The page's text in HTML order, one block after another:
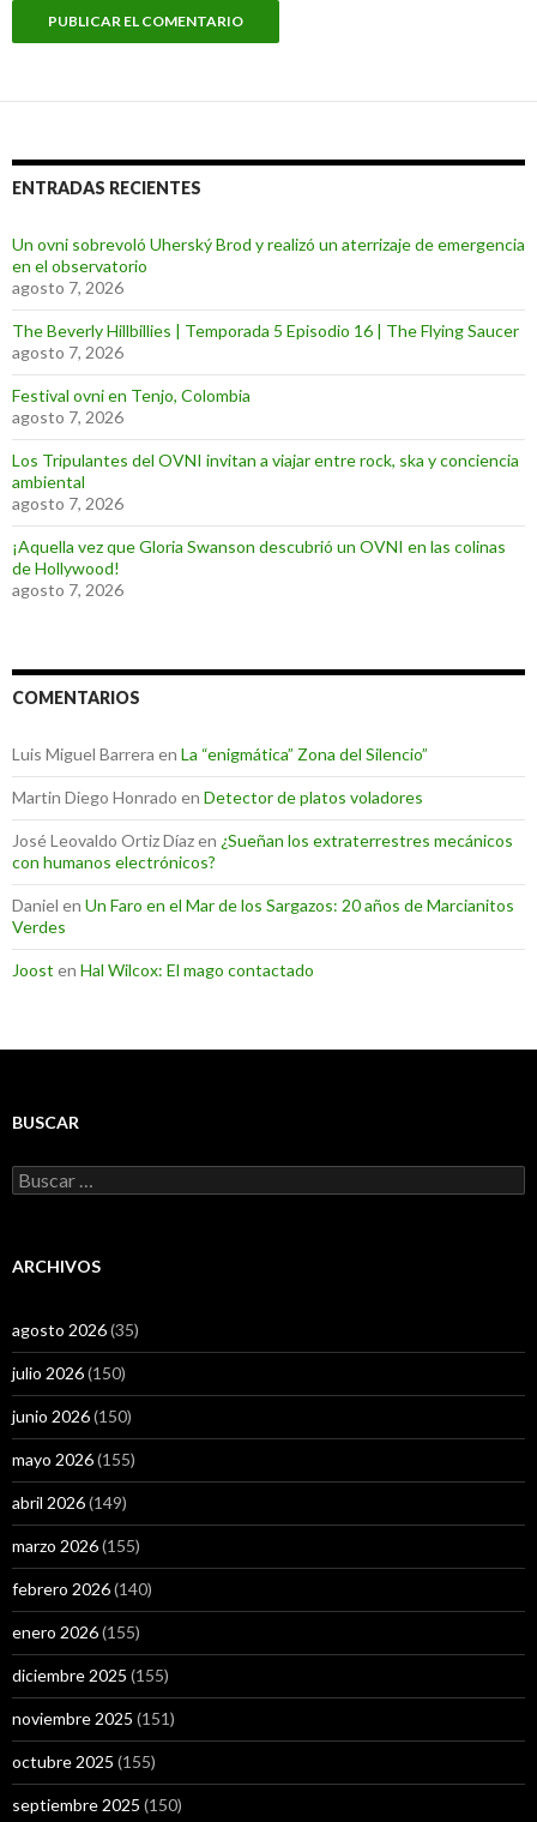
ENTRADAS RECIENTES
Un ovni sobrevoló Uherský Brod y realizó un aterrizaje de emergencia
en el observatorio
agosto 7, 2026
The Beverly Hillbillies | Temporada 5 Episodio 16 | The Flying Saucer
agosto 7, 2026
Festival ovni en Tenjo, Colombia
agosto 7, 2026
Los Tripulantes del OVNI invitan a viajar entre rock, ska y conciencia
ambiental
agosto 7, 2026
¡Aquella vez que Gloria Swanson descubrió un OVNI en las colinas
de Hollywood!
agosto 7, 2026
COMENTARIOS
Luis Miguel Barrera en La “enigmática” Zona del Silencio”
Martin Diego Honrado en Detector de platos voladores
José Leovaldo Ortiz Díazen ¿Sueñan los extraterrestres mecánicos
con humanos electrónicos?
Daniel en Un Faro en el Mar de los Sargazos: 20 años de Marcianitos
Verdes
Joost en Hal Wilcox: El mago contactado
BUSCAR
Buscar:
ARCHIVOS
agosto 2026(35)
julio 2026(150)
junio 2026(150)
mayo 2026(155)
abril 2026(149)
marzo 2026(155)
febrero 2026(140)
enero 2026(155)
diciembre 2025 (155)
noviembre 2025 (151)
octubre 2025 (155)
septiembre 2025 (150)